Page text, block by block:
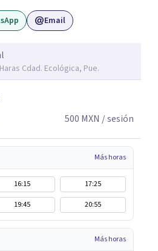
preguntarme cualquier duda
coincidir y acompañarte en
Email
Cdad. Ecológica, Pue.
500 MXN / sesión
Más horas
16:15
17:25
19:45 20:55
Más horas